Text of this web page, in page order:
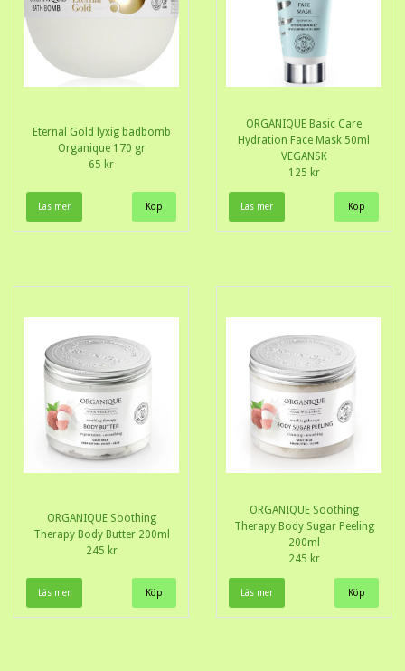
Eternal Gold lyxig badbomb
Organique 170 gr
65 kr
Läs mer
ORGANIQUE Basic Care
Hydration Face Mask 50ml
VEGANSK
125 kr
Läs mer
ORGANIQUE Soothing
Therapy Body Butter 200ml
245 kr
Läs mer
ORGANIQUE Soothing
Therapy Body Sugar Peeling
200ml
245 kr
Läs mer